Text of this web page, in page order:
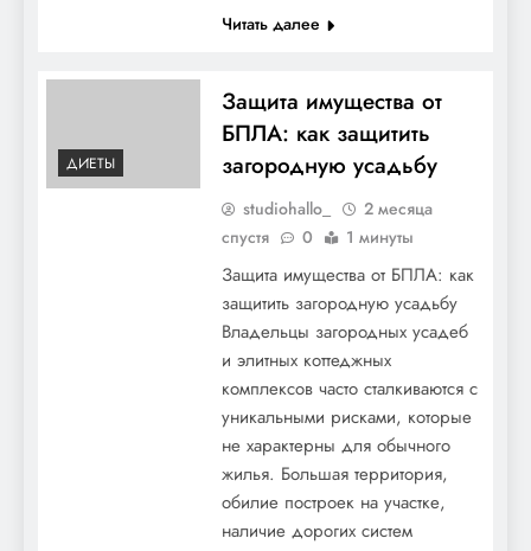
Читать далее
ДИЕТЫ
Защита имущества от
БПЛА: как защитить
загородную усадьбу
studiohallo_
2 месяца
спустя
0 1 минуты
Защита имущества от БПЛА: как
защитить загородную усадьбу
Владельцы загородных усадеб
и элитных коттеджных
комплексов часто сталкиваются с
уникальными рисками, которые
не характерны для обычного
жилья. Большая территория,
обилие построек на участке,
наличие дорогих систем